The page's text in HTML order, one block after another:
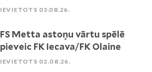
IEVIETOTS 03.08.26.
FS Metta astoņu vārtu spēlē
pieveic FK Iecava/FK Olaine
IEVIETOTS 02.08.26.